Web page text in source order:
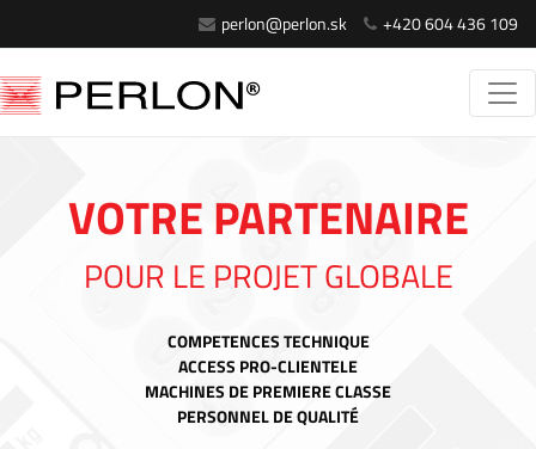
perlon@perlon.sk +420 604 436 109
VOTRE PARTENAIRE
POUR LE PROJET GLOBALE
COMPETENCES TECHNIQUE
ACCESS PRO-CLIENTELE
MACHINES DE PREMIERE CLASSE
PERSONNEL DE QUALITÉ